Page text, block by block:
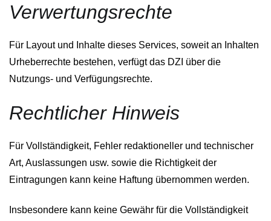
Verwertungsrechte
Für Layout und Inhalte dieses Services, soweit an Inhalten
Urheberrechte bestehen, verfügt das DZI über die
Nutzungs- und Verfügungsrechte.
Rechtlicher Hinweis
Für Vollständigkeit, Fehler redaktioneller und technischer
Art, Auslassungen usw. sowie die Richtigkeit der
Eintragungen kann keine Haftung übernommen werden.
Insbesondere kann keine Gewähr für die Vollständigkeit